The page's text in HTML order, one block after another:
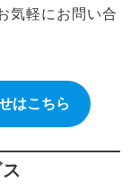
気軽にお問い合
はこちら